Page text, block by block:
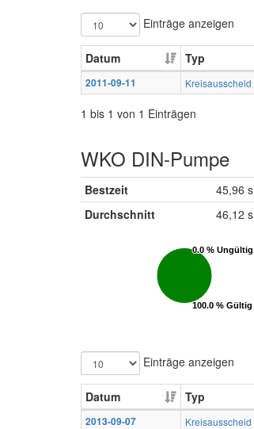
Einträge anzeigen
Datum Typ
2011-09-11 Kreisausscheid
1 bis 1 von 1 Einträgen
WKO DIN-Pumpe
Bestzeit
45,96 s
Durchschnitt
46,12 s
0.0 % Ungültig
0.0 % Ungültig
100.0 % Gültig
100.0 % Gültig
Einträge anzeigen
Datum Typ
2013-09-07 Kreisausscheid